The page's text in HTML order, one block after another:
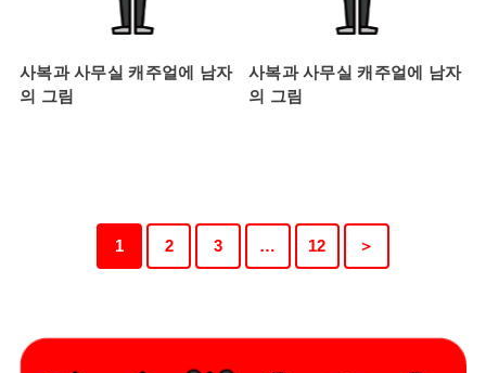
사복과 사무실 캐주얼에 남자
의 그림
사복과 사무실 캐주얼에 남자
의 그림
1 2 3 … 12 ＞